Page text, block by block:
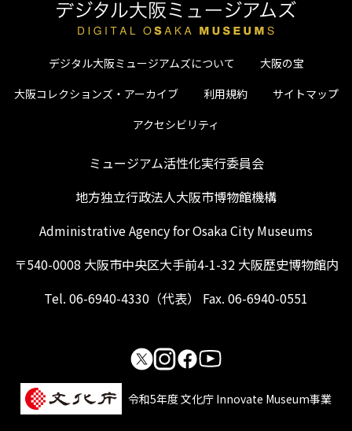
デジタル大阪ミュージアムズについて
大阪の宝
大阪コレクションズ・アーカイブ
利用規約
サイトマップ
アクセシビリティ
ミュージアム活性化実行委員会
地方独立行政法人大阪市博物館機構
Administrative Agency for Osaka City Museums
〒540-0008 大阪市中央区大手前4-1-32 大阪歴史博物館内
Tel. 06-6940-4330（代表） Fax. 06-6940-0551
令和5年度 文化庁 Innovate Museum事業